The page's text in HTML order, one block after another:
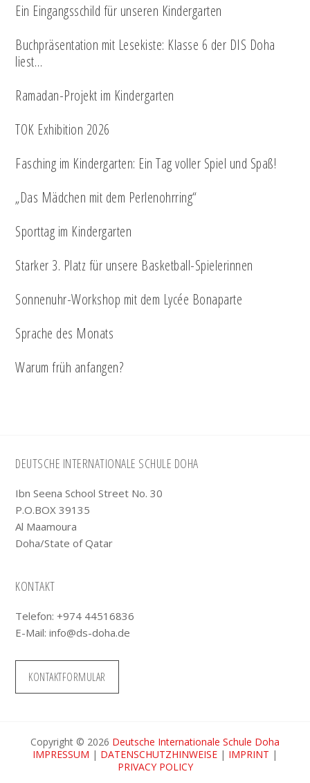
Ein Eingangsschild für unseren Kindergarten
Buchpräsentation mit Lesekiste: Klasse 6 der DIS Doha
liest…
Ramadan-Projekt im Kindergarten
TOK Exhibition 2026
Fasching im Kindergarten: Ein Tag voller Spiel und Spaß!
„Das Mädchen mit dem Perlenohrring“
Sporttag im Kindergarten
Starker 3. Platz für unsere Basketball-Spielerinnen
Sonnenuhr-Workshop mit dem Lycée Bonaparte
Sprache des Monats
Warum früh anfangen?
Footer
DEUTSCHE INTERNATIONALE SCHULE DOHA
Ibn Seena School Street No. 30
P.O.BOX 39135
Al Maamoura
Doha/State of Qatar
KONTAKT
Telefon: +974 44516836
E-Mail:info@ds-doha.de
KONTAKTFORMULAR
Copyright © 2026 Deutsche Internationale Schule Doha
IMPRESSUM | DATENSCHUTZHINWEISE | IMPRINT |
PRIVACY POLICY